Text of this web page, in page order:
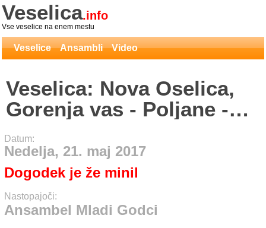
Veselica.info
Vse veselice na enem mestu
Veselice Ansambli Video
Veselica: Nova Oselica,
Gorenja vas - Poljane -
Ansambel Mladi Godci
Datum:
Nedelja, 21. maj 2017
Dogodek je že minil
Nastopajoči:
Ansambel Mladi Godci